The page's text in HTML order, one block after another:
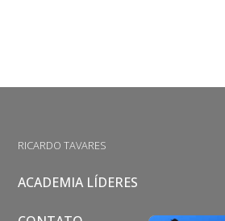
RICARDO TAVARES
ACADEMIA LÍDERES